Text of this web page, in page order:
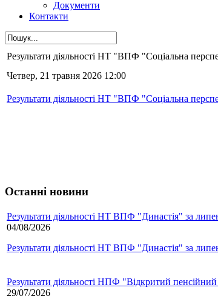
Документи
Контакти
Результати діяльності НТ "ВПФ "Соціальна
Четвер, 21 травня 2026 12:00
Результати діяльності НТ "ВПФ "Соціальна
Останні новини
Результати діяльності НТ ВПФ "Династія" за
04/08/2026
Результати діяльності НТ ВПФ "Династія" за
Результати діяльності НПФ "Відкритий
29/07/2026